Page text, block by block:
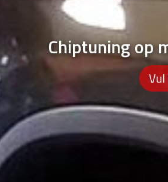
Chiptuning op